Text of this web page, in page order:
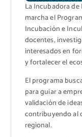
La Incubadora de
marcha el
Incubación e
docentes,
interesados en
y fortalecer el
El programa
para guiar a
validación de
contribuyendo al
regional.